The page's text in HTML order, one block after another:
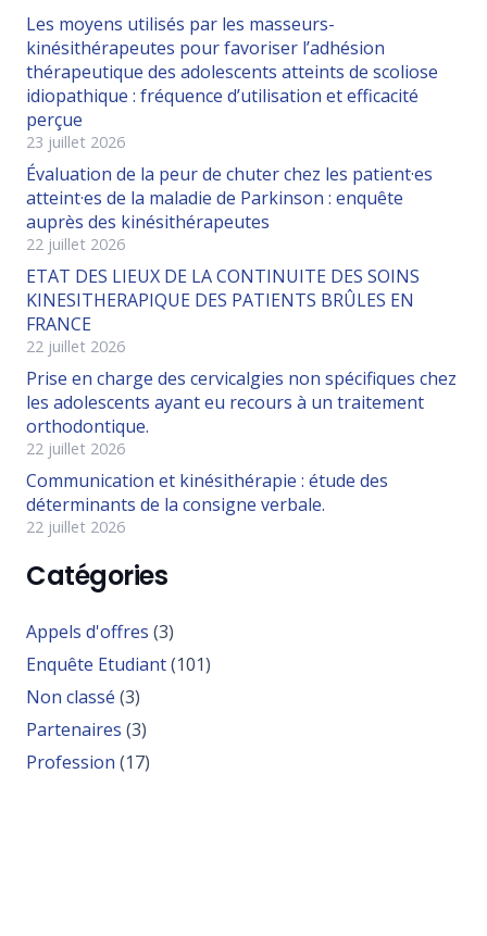
Les moyens utilisés par les masseurs-
kinésithérapeutes pour favoriser l’adhésion
thérapeutique des adolescents atteints de scoliose
idiopathique : fréquence d’utilisation et efficacité
perçue
23 juillet 2026
Évaluation de la peur de chuter chez les patient·es
atteint·es de la maladie de Parkinson : enquête
auprès des kinésithérapeutes
22 juillet 2026
ETAT DES LIEUX DE LA CONTINUITE DES SOINS
KINESITHERAPIQUE DES PATIENTS BRÛLES EN
FRANCE
22 juillet 2026
Prise en charge des cervicalgies non spécifiques chez
les adolescents ayant eu recours à un traitement
orthodontique.
22 juillet 2026
Communication et kinésithérapie : étude des
déterminants de la consigne verbale.
22 juillet 2026
Catégories
Appels d'offres (3)
Enquête Etudiant(101)
Non classé (3)
Partenaires (3)
Profession (17)